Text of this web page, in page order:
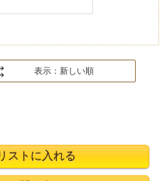
表示：新しい順